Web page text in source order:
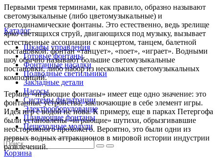
Каталог
Шкафы управления
Готовые фонтаны
Фонтанные насадки
Подводные светильники
Закладные детали
Насосы
Системы фильтрации
Электрооборудование
Плавающие фонтаны
Пешеходные модули
Корзина
Первыми тремя терминами, как правило, образно называют
светомузыкальные (либо цветомузыкальные) и
светодинамические фонтаны. Это естественно, ведь зрелище
ярко светящихся струй, двигающихся под музыку, вызывает
естественные ассоциации с концертом, танцем, балетной
постановкой: фонтан «танцует», «поет», «играет». Водными
шоу обычно называют большие светомузыкальные
постановки, либо набор из нескольких светомузыкальных
композиций.
Термин «играющие фонтаны» имеет еще одно значение: это
фонтанные устройства, заключающие в себе элемент игры.
Идея игр с водой не нова. К примеру, еще в парках Петергофа
были установлены «играющие» шутихи, обрызгивавшие
неосторожного прохожего. Вероятно, это были одни из
первых водных аттракционов в мировой истории индустрии
развлечений.